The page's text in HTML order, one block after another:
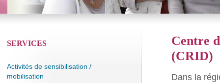
Centre
(CRID)
Dans la
SERVICES
Activités de sensibilisation /
mobilisation